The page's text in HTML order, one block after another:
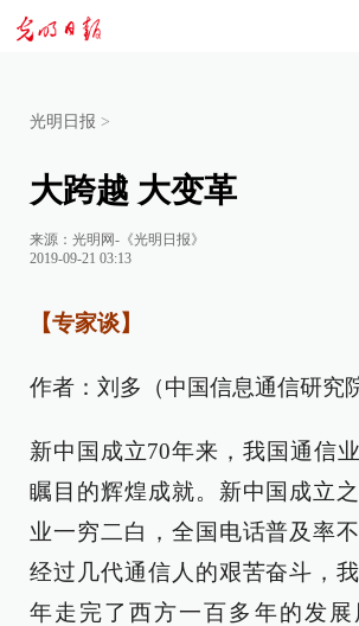
光明日报 >
大跨越 大变革
来源： 光明网-《光明日报》
2019-09-21 03:13
【专家谈】
作者：刘多（中国信息通信研究
新中国成立70年来，我国通信
瞩目的辉煌成就。新中国成立
业一穷二白，全国电话普及率不
经过几代通信人的艰苦奋斗，
年走完了西方一百多年的发